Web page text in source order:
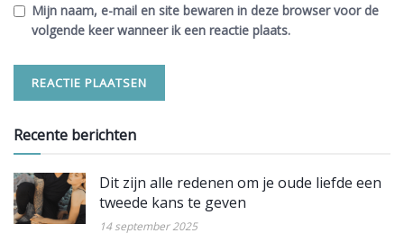
Mijn naam, e-mail en site bewaren in deze browser voor de
volgende keer wanneer ik een reactie plaats.
Recente berichten
Dit zijn alle redenen om je oude liefde een
tweede kans te geven
14 september 2025